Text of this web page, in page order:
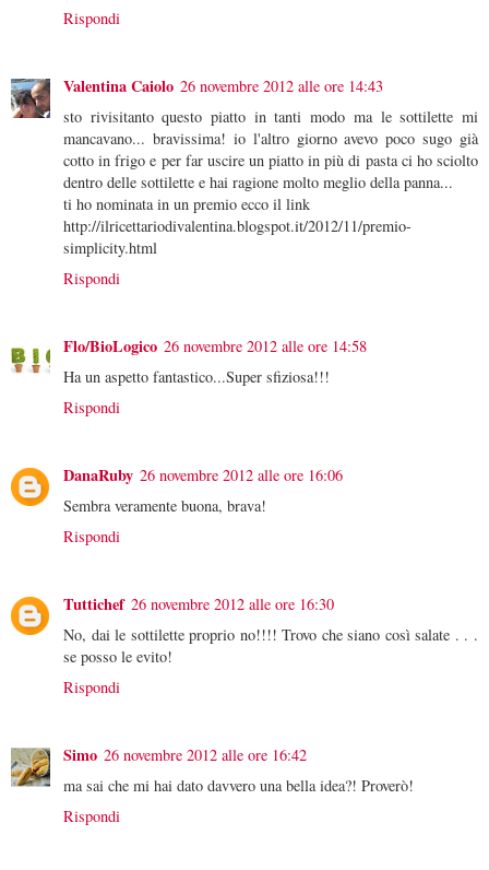
Rispondi
Valentina Caiolo 26 novembre 2012 alle ore 14:43
sto rivisitanto questo piatto in tanti modo ma le sottilette mi
mancavano... bravissima! io l'altro giorno avevo poco sugo già
cotto in frigo e per far uscire un piatto in più di pasta ci ho sciolto
dentro delle sottilette e hai ragione molto meglio della panna...
ti ho nominata in un premio ecco il link
http://ilricettariodivalentina.blogspot.it/2012/11/premio-
simplicity.html
Rispondi
Flo/BioLogico 26 novembre 2012 alle ore 14:58
Ha un aspetto fantastico...Super sfiziosa!!!
Rispondi
DanaRuby 26 novembre 2012 alle ore 16:06
Sembra veramente buona, brava!
Rispondi
Tuttichef 26 novembre 2012 alle ore 16:30
No, dai le sottilette proprio no!!!! Trovo che siano così salate . . .
se posso le evito!
Rispondi
Simo 26 novembre 2012 alle ore 16:42
ma sai che mi hai dato davvero una bella idea?! Proverò!
Rispondi